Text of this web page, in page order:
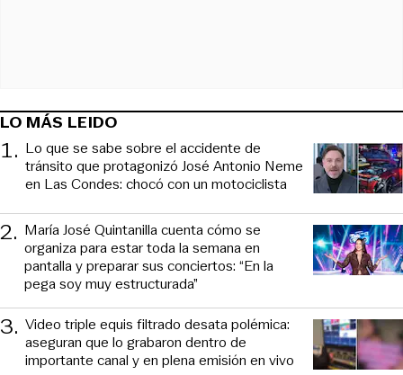
LO MÁS LEIDO
1. Lo que se sabe sobre el accidente de
tránsito que protagonizó José Antonio Neme
en Las Condes: chocó con un motociclista
2. María José Quintanilla cuenta cómo se
organiza para estar toda la semana en
pantalla y preparar sus conciertos: “En la
pega soy muy estructurada”
3. Video triple equis filtrado desata polémica:
aseguran que lo grabaron dentro de
importante canal y en plena emisión en vivo